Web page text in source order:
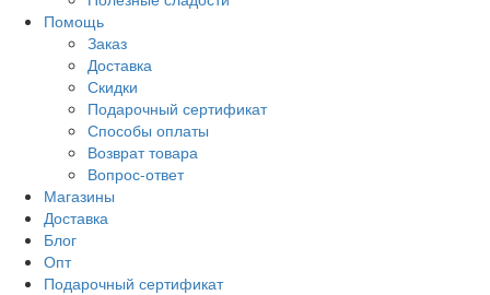
Помощь
Заказ
Доставка
Скидки
Подарочный сертификат
Способы оплаты
Возврат товара
Вопрос-ответ
Магазины
Доставка
Блог
Опт
Подарочный сертификат